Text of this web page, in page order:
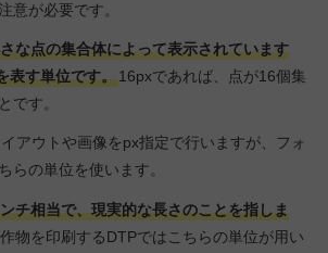
意が必要です。
な点の集合体によって表示されています
表す単位です。16pxであれば、点が16個集
です。
アウトや画像をpx指定で行いますが、フォ
らの単位を使います。
チ相当で、現実的な長さのことを指しま
物を印刷するDTPではこちらの単位が用い